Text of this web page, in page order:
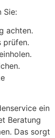
Sie:
achten.
prüfen.
ein
Beratung
Das sorgt